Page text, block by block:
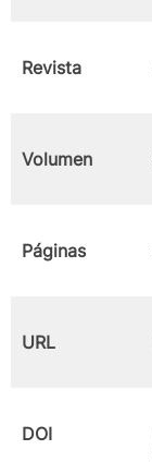
Revista
Volumen
Páginas
URL
DOI